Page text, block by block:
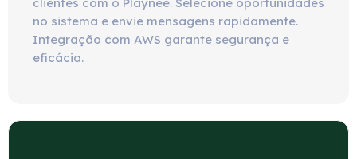
clientes com o Playnee. Selecione oportunidades
no sistema e envie mensagens rapidamente.
Integração com AWS garante segurança e
eficácia.